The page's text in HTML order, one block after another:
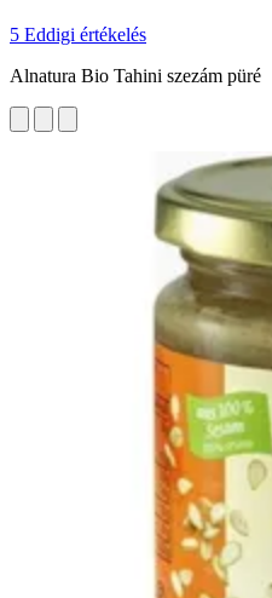
5 Eddigi értékelés
Alnatura Bio Tahini szezám püré